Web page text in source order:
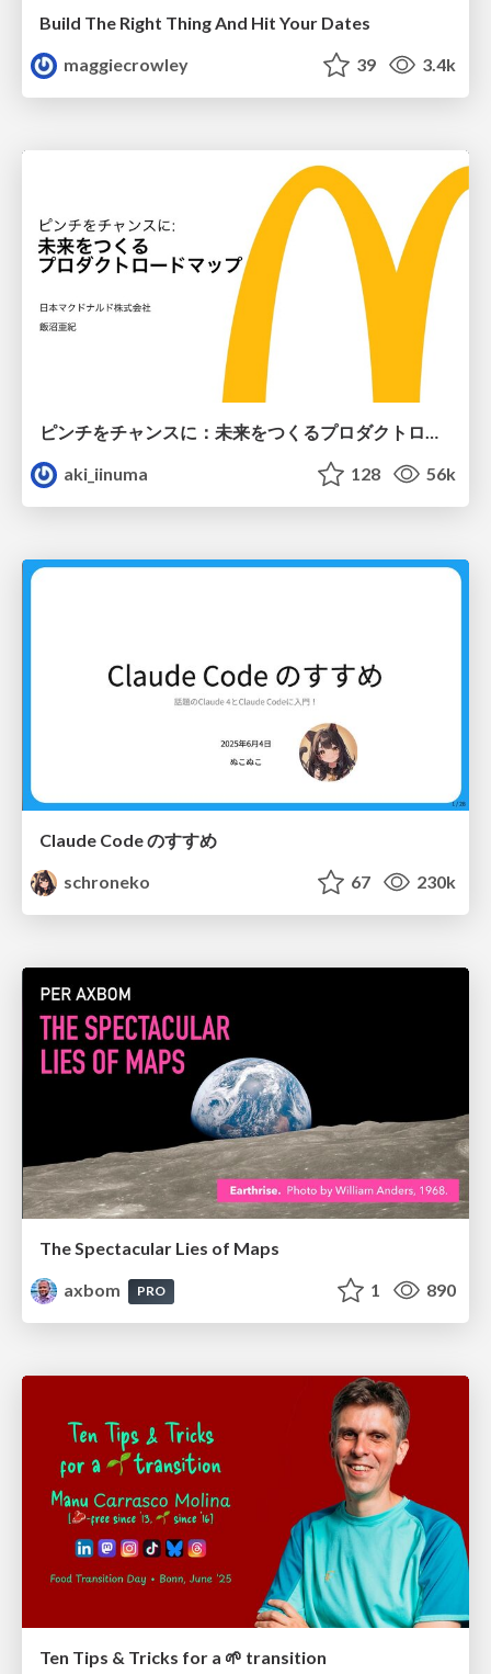
Build The Right Thing And Hit Your Dates
maggiecrowley
39 3.4k
aki_iinuma
128 56k
Claude Code のすすめ
schroneko
67 230k
The Spectacular Lies of Maps
axbom
PRO 1 890
Ten Tips & Tricks for a 🌱 transition